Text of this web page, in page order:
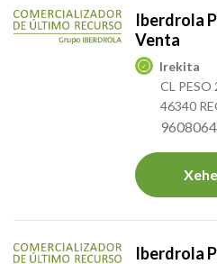
Iberdrola
Venta
Irekita
CL PESO
46340
Iberdrola